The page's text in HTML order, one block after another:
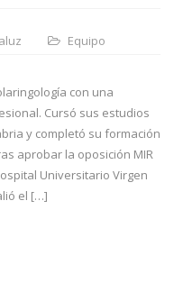
Equipo
con una
Cursó sus estudios
y completó su formación
aprobar la oposición MIR
Universitario Virgen
el […]